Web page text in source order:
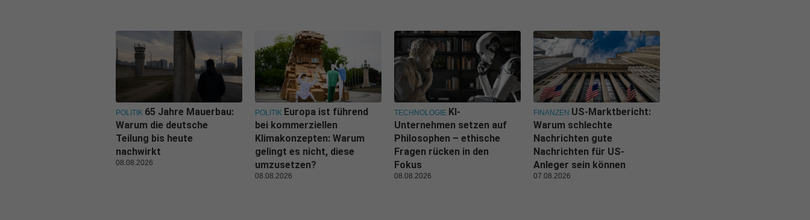
POLITIK 65 Jahre Mauerbau:
Warum die deutsche
Teilung bis heute
nachwirkt
08.08.2026
POLITIK Europa ist führend
bei kommerziellen
Klimakonzepten: Warum
gelingt es nicht, diese
umzusetzen?
08.08.2026
TECHNOLOGIE KI-
Unternehmen setzen auf
Philosophen – ethische
Fragen rücken in den
Fokus
08.08.2026
FINANZEN US-Marktbericht:
Warum schlechte
Nachrichten gute
Nachrichten für US-
Anleger sein können
07.08.2026